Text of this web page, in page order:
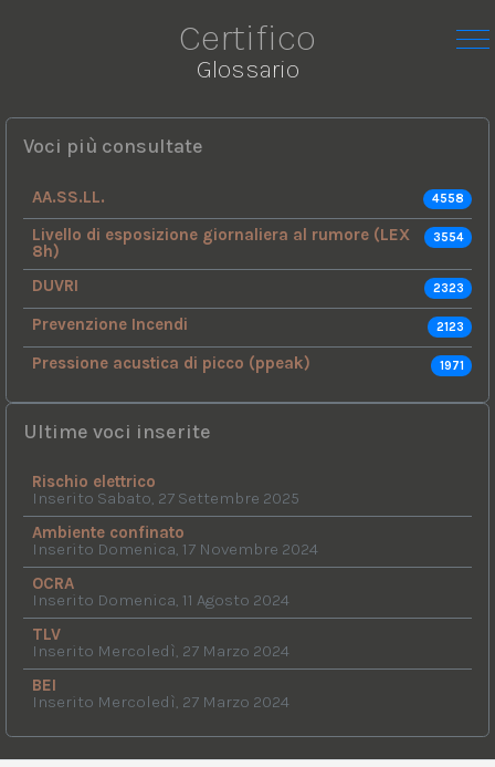
Certifico
Glossario
Voci più consultate
AA.SS.LL. 4558
Livello di esposizione giornaliera al rumore (LEX
8h)
3554
DUVRI 2323
Prevenzione Incendi 2123
Pressione acustica di picco (ppeak) 1971
Ultime voci inserite
Rischio elettrico
Inserito Sabato, 27 Settembre 2025
Ambiente confinato
Inserito Domenica, 17 Novembre 2024
OCRA
Inserito Domenica, 11 Agosto 2024
TLV
Inserito Mercoledì, 27 Marzo 2024
BEI
Inserito Mercoledì, 27 Marzo 2024